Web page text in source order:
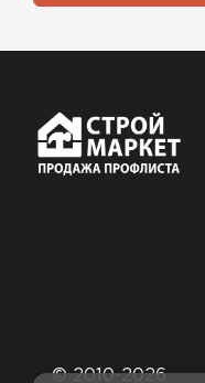
© 2010-2026